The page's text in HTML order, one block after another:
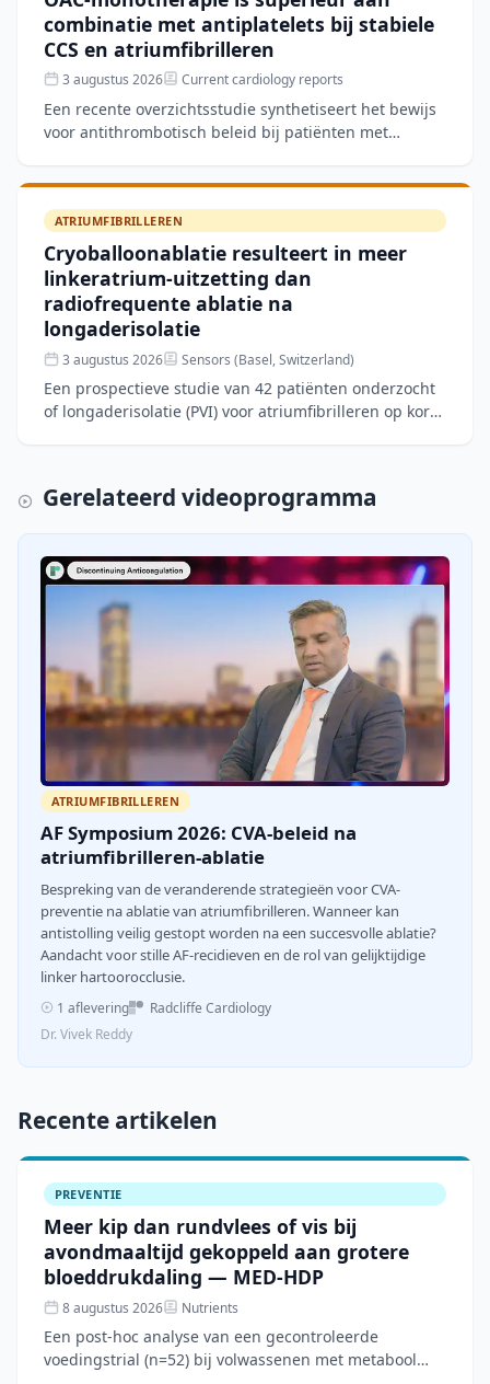
combinatie met antiplatelets bij stabiele
CCS en atriumfibrilleren
3 augustus 2026 Current cardiology reports
Een recente overzichtsstudie synthetiseert het bewijs
voor antithrombotisch beleid bij patiënten met
ATRIUMFIBRILLEREN
Cryoballoonablatie resulteert in meer
linkeratrium-uitzetting dan
radiofrequente ablatie na
longaderisolatie
3 augustus 2026 Sensors (Basel, Switzerland)
Een prospectieve studie van 42 patiënten onderzocht
of longaderisolatie (PVI) voor atriumfibrilleren op korte
Gerelateerd videoprogramma
ATRIUMFIBRILLEREN
AF Symposium 2026: CVA-beleid na
atriumfibrilleren-ablatie
Bespreking van de veranderende strategieën voor CVA-
preventie na ablatie van atriumfibrilleren. Wanneer kan
antistolling veilig gestopt worden na een succesvolle ablatie?
Aandacht voor stille AF-recidieven en de rol van gelijktijdige
linker hartoorocclusie.
1 aflevering
Radcliffe Cardiology
Dr. Vivek Reddy
Recente artikelen
PREVENTIE
Meer kip dan rundvlees of vis bij
avondmaaltijd gekoppeld aan grotere
bloeddrukdaling — MED-HDP
8 augustus 2026 Nutrients
Een post-hoc analyse van een gecontroleerde
voedingstrial (n=52) bij volwassenen met metabool